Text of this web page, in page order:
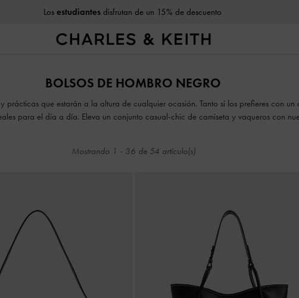
10% de descuentoal suscribirse a nuestro boletín*
estudiantes disfrutan de un 15% de descuento
BOLSOS DE HOMBRO NEGRO
prácticas que estarán a la altura de cualquier ocasión. Tanto si los prefieres con
para el día a día. Eleva un conjunto casual-chic de camiseta y vaqueros con
Mostrando 1 - 36 de 54 artículo(s)